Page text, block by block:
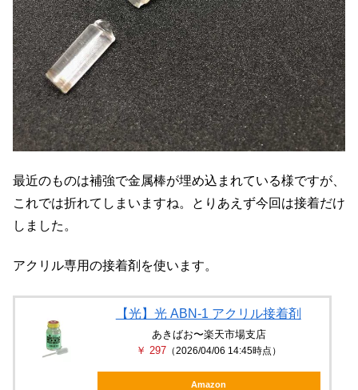
最近のものは補強で金属棒が埋め込まれている様ですが、
これでは折れてしまいますね。とりあえず今回は接着だけ
しました。
アクリル専用の接着剤を使います。
【光】光 ABN-1 アクリル接着剤
あきばお〜楽天市場支店
￥ 297 （2026/04/06 14:45時点）
Amazon